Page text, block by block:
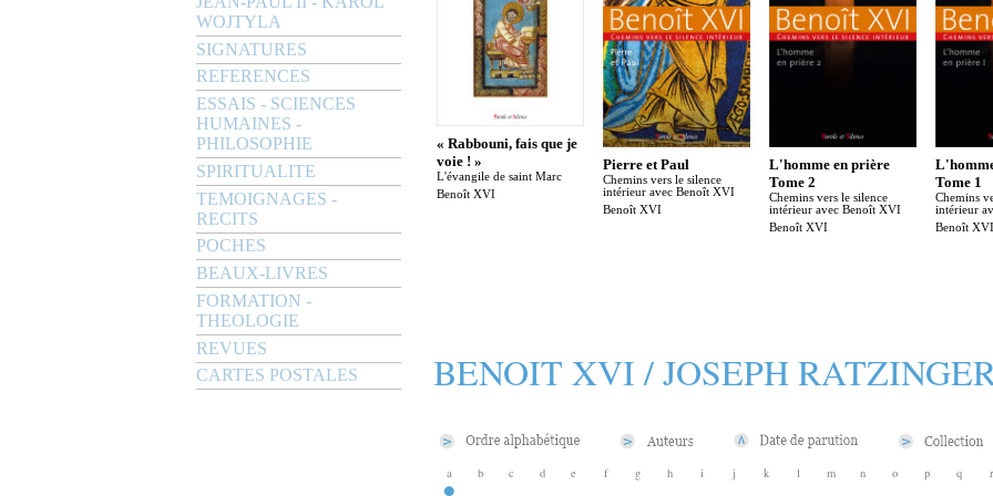
WOJTYLA
SIGNATURES
REFERENCES
ESSAIS - SCIENCES
HUMAINES -
PHILOSOPHIE
SPIRITUALITE
TEMOIGNAGES -
RECITS
POCHES
BEAUX-LIVRES
FORMATION -
THEOLOGIE
REVUES
CARTES POSTALES
« Rabbouni, fais que je
voie ! »
L'évangile de saint Marc
Benoît XVI
Pierre et Paul
Chemins vers le silence
intérieur avec Benoît XVI
Benoît XVI
L'homme en prière
Tome 2
Chemins vers le silence
intérieur avec Benoît XVI
Benoît XVI
Tome 1
Chemins
intérieur
Benoît XVI
BENOIT XVI / JOSEPH
a b c d e f g h i j k l m n o p q r